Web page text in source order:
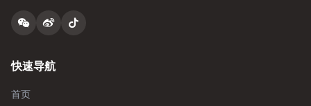
快速导航
首页